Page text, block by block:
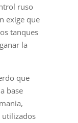
ruso
exige que
tanques
la
que
base
utilizados